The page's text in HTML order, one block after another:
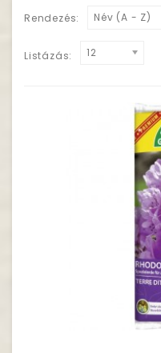
Rendezés: Név (A - Z)
Listázás: 12